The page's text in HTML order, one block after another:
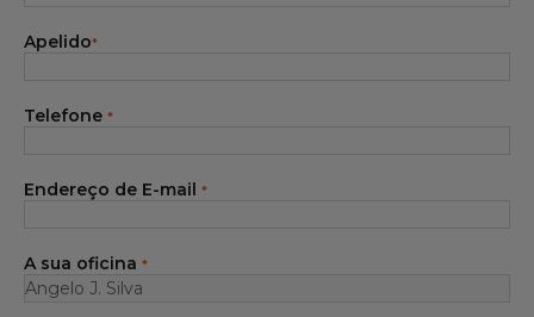
A marca
Serviços
Serviço cliente
Apelido*
Telefone *
Endereço de E-mail *
A sua oficina *